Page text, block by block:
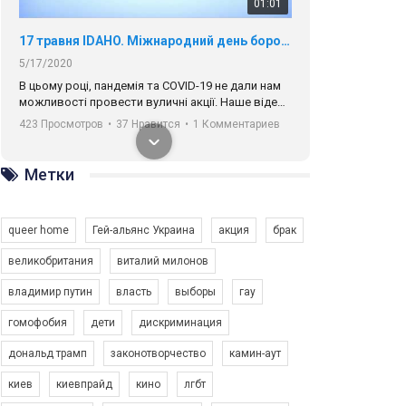
01:01
17 травня IDAHO. Міжнародний день боротьби з гомофобією трансфобією і біфобія.
5/17/2020
В цьому році, пандемія та COVІD-19 не дали нам
можливості провести вуличні акції. Наше відео-
звернення про те, що навіть коли ми у різних
містах та не можемо зустрінеться, ми разом. Ми
закликаємо всіх хто поділяє цінності рівності та
солідарності, приєднатися до нас. Регіональні
підрозділи ГАУ є в 16 областях України.
423 Просмотров • 37 Нравится • 1 Комментариев
Зупинимо насильство проти ЛГБТ в Україні! Stop violence against LGBT in Ukraine!
Емоційний та вражаючий промо-ролік на
Метки
queer home Гей-альянс Украина акция брак
великобритания виталий милонов
владимир путин власть выборы гау
гомофобия дети дискриминация
дональд трамп законотворчество камин-аут
киев киевпрайд кино лгбт